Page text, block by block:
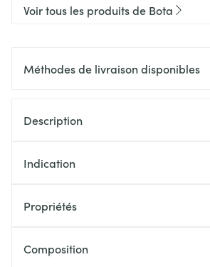
Voir tous les produits de Bota
Méthodes de livraison disponibles
Description
Indication
Propriétés
Composition